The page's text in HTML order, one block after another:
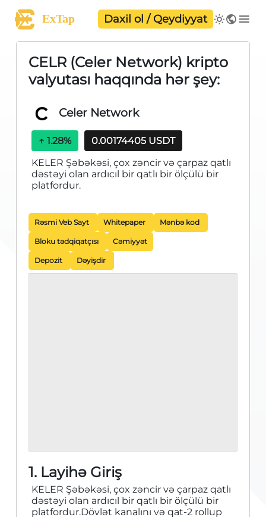
ExTap Daxil ol / Qeydiyyat
CELR (Celer Network) kripto
valyutası haqqında hər şey:
Celer Network
↑ 1.28%
0.00174405 USDT
KELER Şəbəkəsi, çox zəncir və çarpaz qatlı
dəstəyi olan ardıcıl bir qatlı bir ölçülü bir
platfordur.
Rəsmi Veb Sayt Whitepaper Mənbə kod
Bloku tədqiqatçısı Cəmiyyət
Depozit Dəyişdir
1. Layihə Giriş
KELER Şəbəkəsi, çox zəncir və çarpaz qatlı
dəstəyi olan ardıcıl bir qatlı bir ölçülü bir
platfordur.Dövlət kanalını və qat-2 rollup